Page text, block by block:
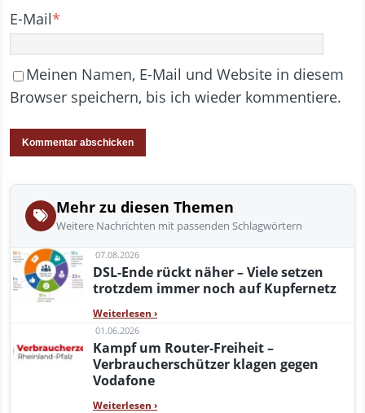
E-Mail*
Meinen Namen, E-Mail und Website in diesem
Browser speichern, bis ich wieder kommentiere.
Mehr zu diesen Themen
Weitere Nachrichten mit passenden Schlagwörtern
07.08.2026
DSL-Ende rückt näher – Viele setzen
trotzdem immer noch auf Kupfernetz
Weiterlesen ›
01.06.2026
Kampf um Router-Freiheit –
Verbraucherschützer klagen gegen
Vodafone
Weiterlesen ›